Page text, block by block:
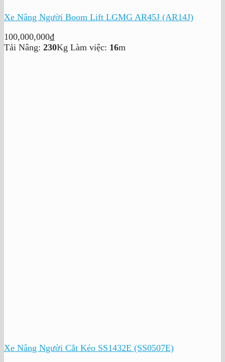
Xe Nâng Người Boom Lift LGMG AR45J (AR14J)
100,000,000₫
Tải Nâng: 230Kg Làm việc: 16m
Xe Nâng Người Cắt Kéo SS1432E (SS0507E)